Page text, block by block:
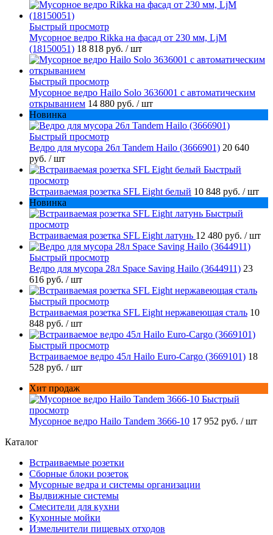
Быстрый просмотр
Мусорное ведро Rikka на фасад от 230 мм, LjM
(18150051) 18 818 руб. / шт
Быстрый просмотр
Мусорное ведро Hailo Solo 3636001 с автоматическим
открыванием 14 880 руб. / шт
Новинка
Быстрый просмотр
Ведро для мусора 26л Tandem Hailo (3666901) 20 640
руб. / шт
Быстрый
просмотр
Встраиваемая розетка SFL Eight белый 10 848 руб. / шт
Новинка
Быстрый
просмотр
Встраиваемая розетка SFL Eight латунь 12 480 руб. / шт
Быстрый просмотр
Ведро для мусора 28л Space Saving Hailo (3644911) 23
616 руб. / шт
Быстрый просмотр
Встраиваемая розетка SFL Eight нержавеющая сталь 10
848 руб. / шт
Быстрый просмотр
Встраиваемое ведро 45л Hailo Euro-Cargo (3669101) 18
528 руб. / шт
Хит продаж
Быстрый
просмотр
Мусорное ведро Hailo Tandem 3666-10 17 952 руб. / шт
Каталог
Встраиваемые розетки
Сборные блоки розеток
Мусорные ведра и системы организации
Выдвижные системы
Смесители для кухни
Кухонные мойки
Измельчители пищевых отходов